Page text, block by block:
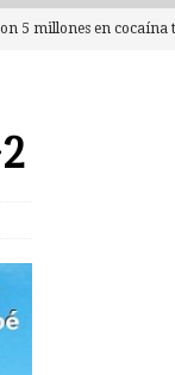
5 millones en cocaína
y con lesión en el
incendio. Labocar
de marihuana con